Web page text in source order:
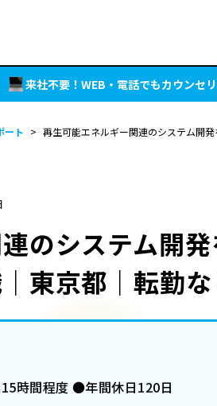
来社不要！WEB・電話でもカウンセ
ート > 再生可能エネルギー関連のシステム開
のシステム開
東京都｜転勤
時間程度 ●年間休日120日